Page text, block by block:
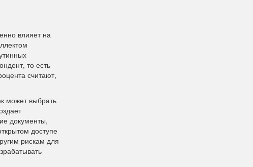
влияет на
то есть
считают,
может выбрать
документы,
доступе
рискам для